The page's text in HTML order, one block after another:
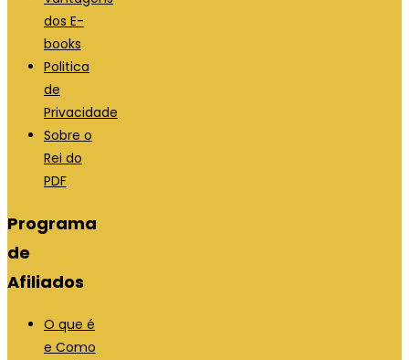
dos E-
books
Politica
de
Privacidade
Sobre o
Rei do
PDF
Programa
de
Afiliados
O que é
e Como